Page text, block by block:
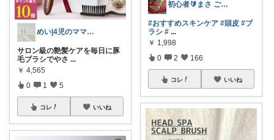
めい|4児のママおすすめ
サロン級の艶髪ケアを毎日に豚
毛ブラシでやさ ...
￥ 4,565
0 1 5
コレ いいね
初心者🔰まさ ご購入感謝です✨
#おすすめスキンケア #頭皮 #ブ
ラシ # ...
￥ 1,998
0 2 166
コレ いいね